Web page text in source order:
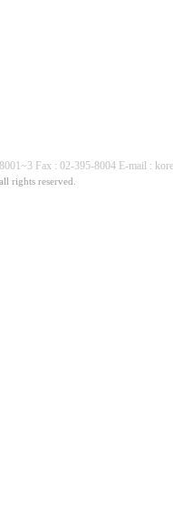
Fax : 02-395-8004 E-mail :
rights reserved.